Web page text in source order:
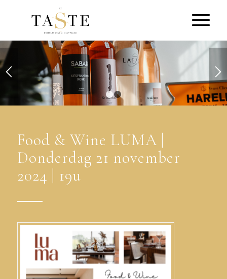
2
Food & Wine LUMA |
Donderdag 21 november
2024 | 19u